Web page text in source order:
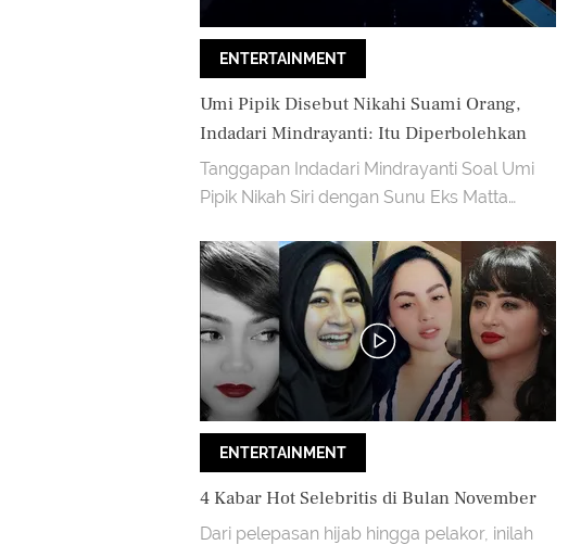
ENTERTAINMENT
Umi Pipik Disebut Nikahi Suami Orang,
Indadari Mindrayanti: Itu Diperbolehkan
Tanggapan Indadari Mindrayanti Soal Umi
Pipik Nikah Siri dengan Sunu Eks Matta
ENTERTAINMENT
4 Kabar Hot Selebritis di Bulan November
Dari pelepasan hijab hingga pelakor, inilah